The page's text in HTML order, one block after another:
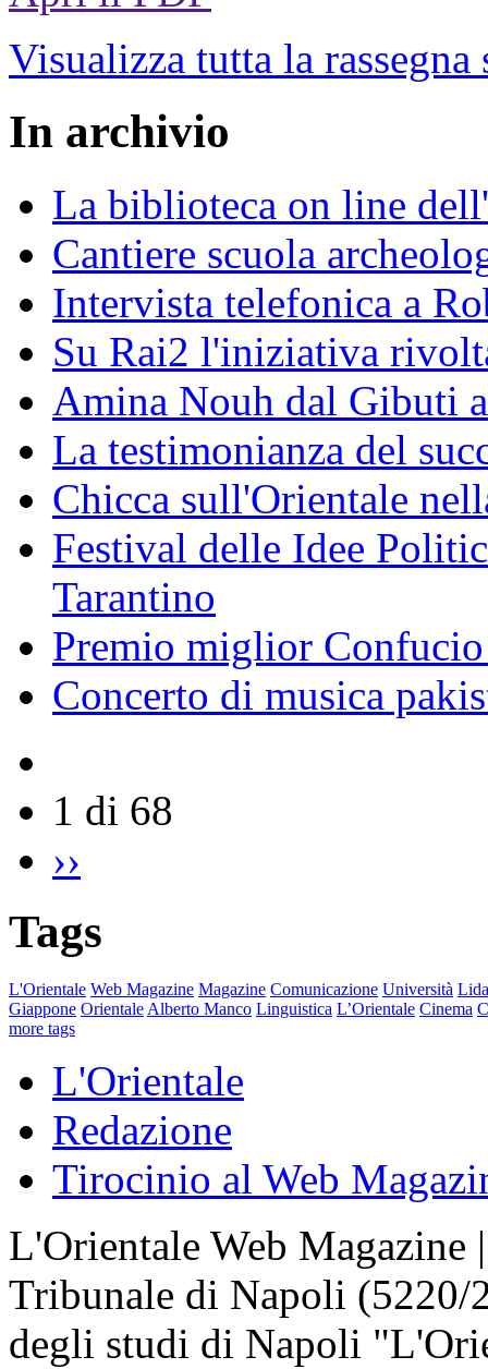
Visualizza tutta la rassegna
In archivio
La biblioteca on line
Cantiere scuola
Intervista telefonica a
Su Rai2 l'iniziativa
Amina Nouh dal Gibuti
La testimonianza del
Chicca sull'Orientale
Festival delle Idee
Tarantino
Premio miglior
Concerto di musica
1 di 68
››
Tags
L'Orientale Web Magazine Magazine Comunicazione Università
Giappone Orientale Alberto Manco Linguistica L’Orientale Cinema
more tags
L'Orientale
Redazione
Tirocinio al Web
L'Orientale Web Magazine
Tribunale di Napoli
degli studi di Napoli